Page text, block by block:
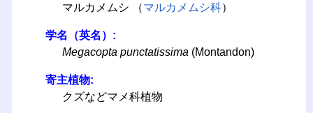
マルカメムシ （マルカメムシ科）
学名（英名）:
Megacopta punctatissima (Montandon)
寄主植物:
クズなどマメ科植物